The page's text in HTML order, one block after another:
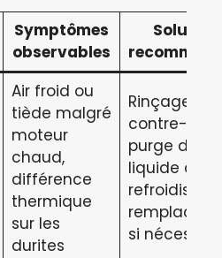
Symptômes
observables
Air froid ou
tiède malgré
moteur
chaud,
différence
thermique
sur les
durites
Rinçage en
contre-
purge du
liquide de
si